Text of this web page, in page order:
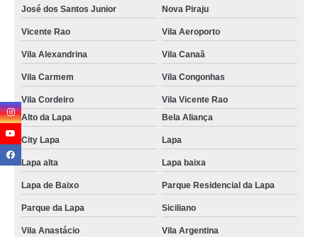
José dos Santos Junior Nova Piraju
Vicente Rao Vila Aeroporto
Vila Alexandrina Vila Canaã
Vila Carmem Vila Congonhas
Vila Cordeiro
Vila Vicente Rao
Alto da Lapa
Bela Aliança
City Lapa Lapa
Lapa alta Lapa baixa
Lapa de Baixo Parque Residencial da Lapa
Parque da Lapa Siciliano
Vila Anastácio Vila Argentina